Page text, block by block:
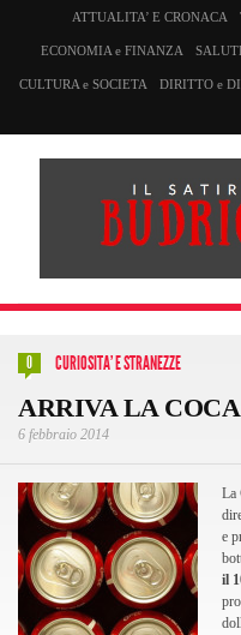
ATTUALITA’ E CRONACA
ECONOMIA e FINANZA
CULTURA e SOCIETA DIRITTO e
0 CURIOSITA' E STRANEZZE
ARRIVA LA
6 febbraio 2014
La
e
il